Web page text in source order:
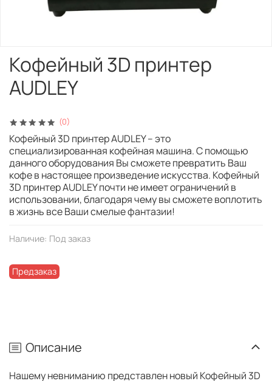
(0)
Наличие: Под заказ
Предзаказ
Кофейный 3D принтер
AUDLEY
Кофейный 3D принтер AUDLEY – это
специализированная кофейная машина. С помощью
данного оборудования Вы сможете превратить Ваш
кофе в настоящее произведение искусства. Кофейный
3D принтер AUDLEY почти не имеет ограничений в
использовании, благодаря чему вы сможете воплотить
в жизнь все Ваши смелые фантазии!
Описание
Нашему невниманию представлен новый Кофейный 3D